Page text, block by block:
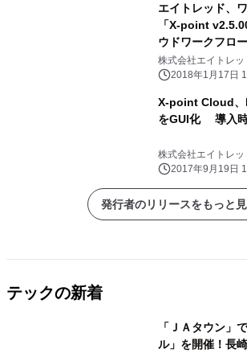
エイトレッド、
「X-point
ウドワークフロ
時バージョンア
機能改善～
株式会社エイトレッ
2018年1月17日
X-point Cloud
をGUI化 導入時
株式会社エイトレッ
2017年9月19日
発行者のリリースをもっと
テックの新着
「ＪＡタウン」
ル」を開催！長